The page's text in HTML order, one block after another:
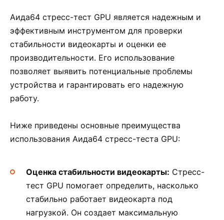
Аида64 стресс-тест GPU является надежным и
эффективным инструментом для проверки
стабильности видеокарты и оценки ее
производительности. Его использование
позволяет выявить потенциальные проблемы
устройства и гарантировать его надежную
работу.
Ниже приведены основные преимущества
использования Аида64 стресс-теста GPU:
Оценка стабильности видеокарты: Стресс-
тест GPU помогает определить, насколько
стабильно работает видеокарта под
нагрузкой. Он создает максимальную